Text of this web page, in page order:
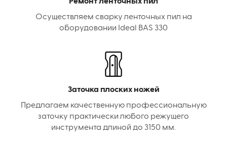
Осуществляем сварку ленточных пил на
оборудовании Ideal BAS 330
Заточка плоских ножей
Предлагаем качественную профессиональную
заточку практически любого режущего
инструмента длиной до 3150 мм.